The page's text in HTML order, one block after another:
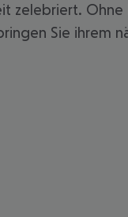
zelebriert.
Sie ihrem